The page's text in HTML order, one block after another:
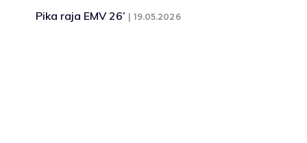
Pika raja EMV 26’ 19.05.2026